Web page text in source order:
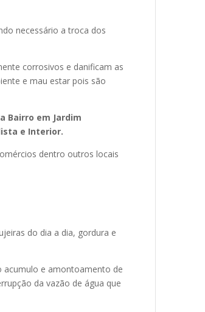
necessário a troca dos
corrosivos e danificam as
e mau estar pois são
Bairro em Jardim
e Interior.
dentro outros locais
do dia a dia, gordura e
acumulo e amontoamento de
da vazão de água que